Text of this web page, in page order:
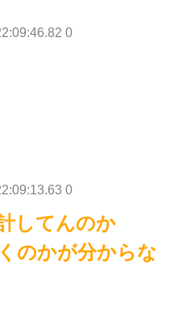
0
0
してんのか
のかが分からな